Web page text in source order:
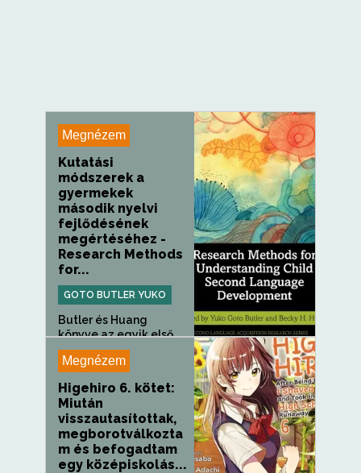
Megnézem
Kutatási
módszerek a
gyermekek
második nyelvi
fejlődésének
megértéséhez -
Research Methods
for...
GOTO BUTLER YUKO
Butler és Huang
könyve az egyik első
olyan könyv,...
Megnézem
Higehiro 6. kötet:
Miután
visszautasítottak,
megborotválkozta
m és befogadtam
egy középiskolás...